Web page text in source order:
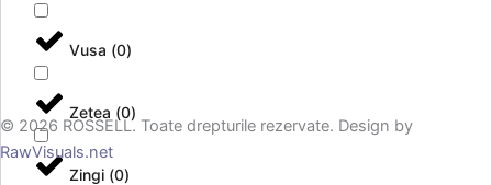
Vusa (0)
Zetea (0)
Zingi (0)
© 2026 ROSSELL. Toate drepturile rezervate. Design by
RawVisuals.net